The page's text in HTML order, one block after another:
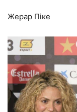
Жерар Піке